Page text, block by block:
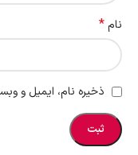
نام*
ذخیره نام، ایمیل و